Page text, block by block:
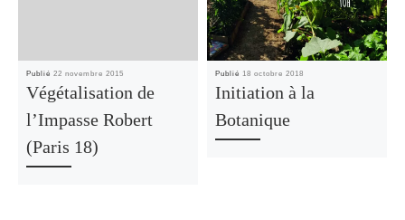
Publié 22 novembre 2015
Végétalisation de
l’Impasse Robert
(Paris 18)
Publié 18 octobre 2018
Initiation à la
Botanique